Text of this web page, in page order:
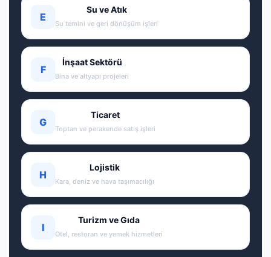
E
Su ve Atık
Su temini ve geri dönüşüm işleri
F
İnşaat Sektörü
Bina ve altyapı projeleri
G
Ticaret
Toptan ve perakende satış işleri
H
Lojistik
Kara, deniz ve hava taşımacılığı
I
Turizm ve Gıda
Otel, restoran ve yemek hizmetleri